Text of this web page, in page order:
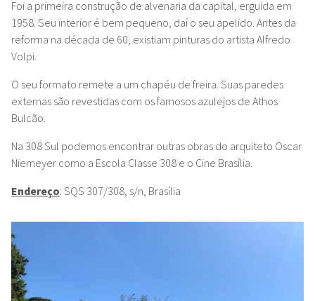
Foi a primeira construção de alvenaria da capital, erguida em
1958. Seu interior é bem pequeno, daí o seu apelido. Antes da
reforma na década de 60, existiam pinturas do artista Alfredo
Volpi.
O seu formato remete a um chapéu de freira. Suas paredes
externas são revestidas com os famosos azulejos de Athos
Bulcão.
Na 308 Sul podemos encontrar outras obras do arquiteto Oscar
Niemeyer como a Escola Classe 308 e o Cine Brasília.
Endereço: SQS 307/308, s/n, Brasília